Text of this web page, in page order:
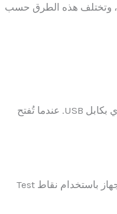
توفر سامسونج عدة طرق رسمية لتخطي حماية FRP على جهاز Samsung Tab A8، وتختلف هذه الطرق حسب
أولاً. ثم قم بتشغيل الأداة بصلاحيات المسؤول وتوصيل الجهاز المتصل بشبكة واي فاي بكابل USB. عندما تُفتح
خيار آخر فعال هو استخدام أداة Chimera Tool. للقيام بذلك، افتح الأداة ثم وصّل الجهاز باستخدام نقاط Test